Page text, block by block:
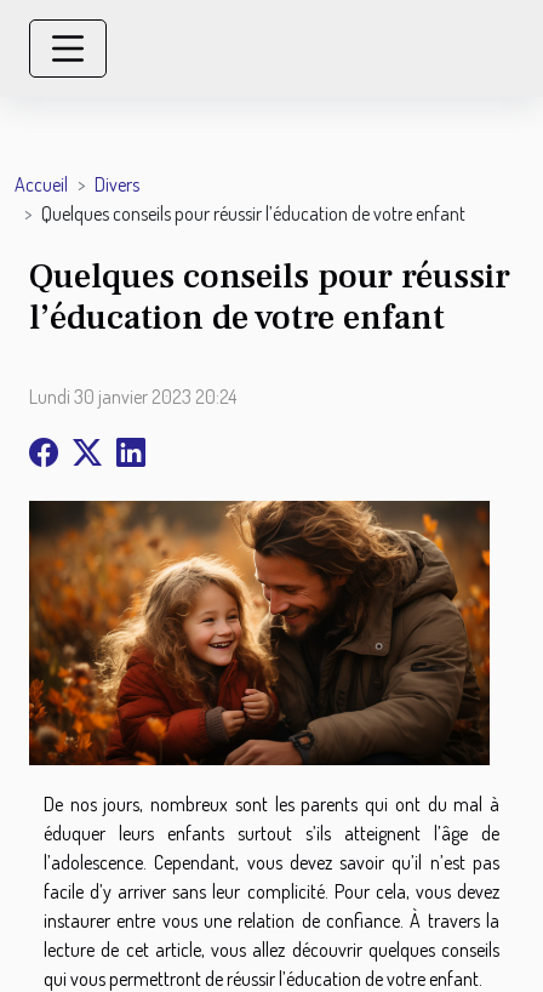
Accueil
Divers
Quelques conseils pour réussir l’éducation de votre enfant
Quelques conseils pour réussir
l’éducation de votre enfant
Lundi 30 janvier 2023 20:24
De nos jours, nombreux sont les parents qui ont du mal à
éduquer leurs enfants surtout s’ils atteignent l’âge de
l’adolescence. Cependant, vous devez savoir qu’il n’est pas
facile d’y arriver sans leur complicité. Pour cela, vous devez
instaurer entre vous une relation de confiance. À travers la
lecture de cet article, vous allez découvrir quelques conseils
qui vous permettront de réussir l’éducation de votre enfant.